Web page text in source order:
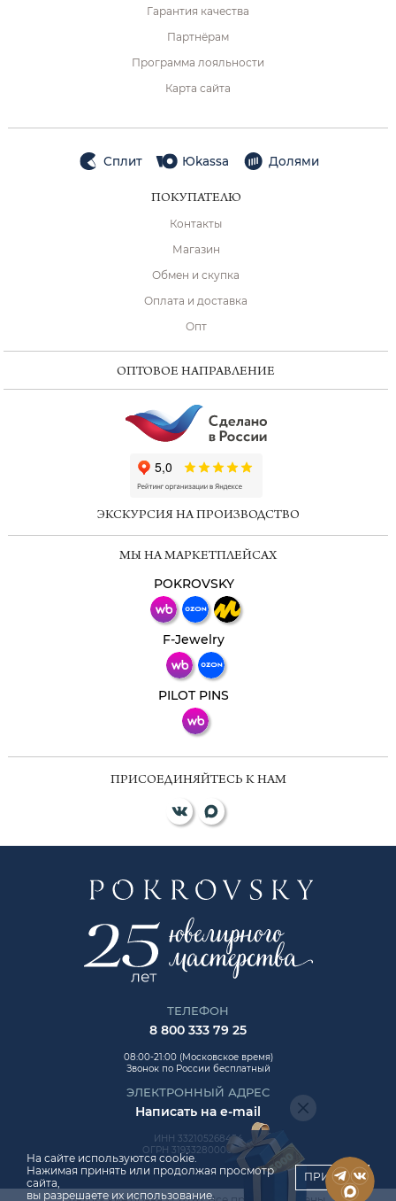
Гарантия качества
Партнёрам
Программа лояльности
Карта сайта
Сплит Юkassa Долями
ПОКУПАТЕЛЮ
Контакты
Магазин
Обмен и скупка
Оплата и доставка
Опт
ОПТОВОЕ НАПРАВЛЕНИЕ
ЭКСКУРСИЯ НА ПРОИЗВОДСТВО
МЫ НА МАРКЕТПЛЕЙСАХ
POKROVSKY
F-Jewelry
PILOT PINS
ПРИСОЕДИНЯЙТЕСЬ К НАМ
ТЕЛЕФОН
8 800 333 79 25
08:00-21:00 (Московское время)
Звонок по России бесплатный
ЭЛЕКТРОННЫЙ АДРЕС
Написать на e-mail
ИНН 332105268454
ОГРН 319332800006992
На сайте используются cookie.
Нажимая принять или продолжая просмотр
сайта,
вы разрешаете их использование.
ПРИНЯТЬ